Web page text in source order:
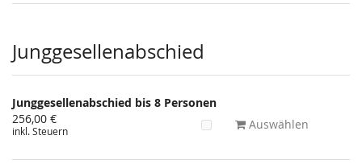
Junggesellenabschied
Junggesellenabschied bis 8 Personen
256,00 €
inkl. Steuern Auswählen